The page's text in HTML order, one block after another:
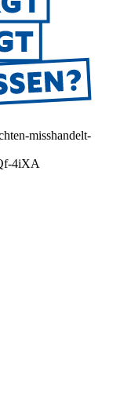
misshandelt-
4iXA